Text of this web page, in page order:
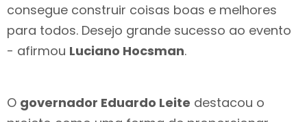
consegue construir coisas boas e melhores
para todos. Desejo grande sucesso ao evento
- afirmou Luciano Hocsman.
O governador Eduardo Leite destacou o